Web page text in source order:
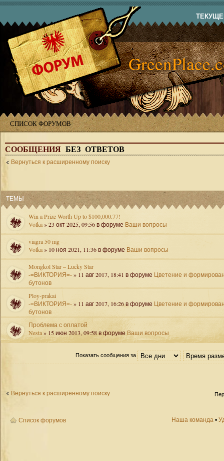
СПИСОК ФОРУМОВ
СООБЩЕНИЯ БЕЗ ОТВЕТОВ
Вернуться к расширенному поиску
ТЕМЫ
Win a Prize Worth Up to $100,000.77!
Volka» 23 окт 2025, 09:56 в форуме Ваши вопросы
viagra 50 mg
Volka» 10 ноя 2021, 11:36 в форуме Ваши вопросы
Mongkol Star – Lucky Star
-=ВИКТОРИЯ=-» 11 авг 2017, 18:41 в форуме Цветение и
бутонов
Ploy-prakai
-=ВИКТОРИЯ=-» 11 авг 2017, 16:26 в форуме Цветение и
бутонов
Проблема с оплатой
Nesta» 15 июн 2013, 09:58 в форуме Ваши вопросы
Показать сообщения за
Вернуться к расширенному поиску
Список форумов Наша команда •